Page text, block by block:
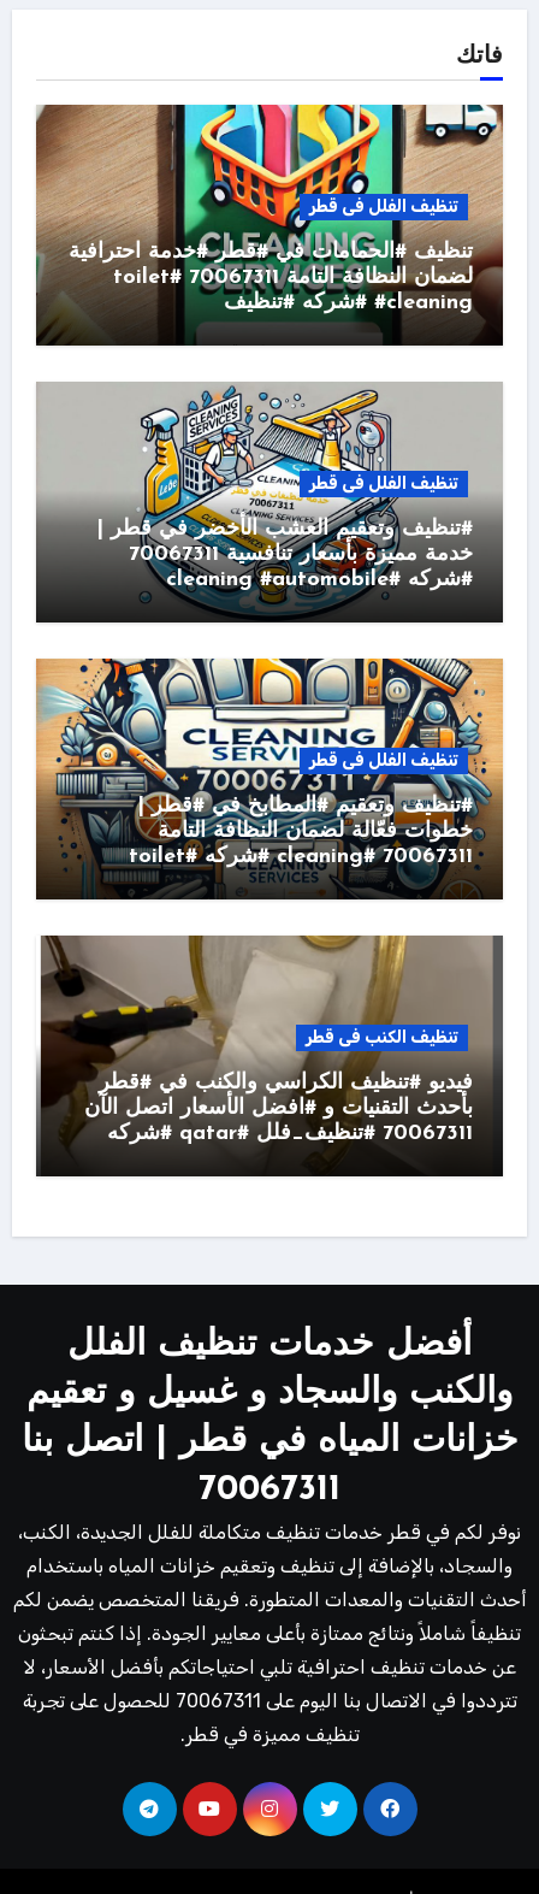
فاتك
تنظيف الفلل فى قطر
تنظيف #الحمامات في #قطر #خدمة احترافية
لضمان النظافة التامة 70067311 #toilet
#cleaning #شركه #تنظيف
تنظيف الفلل فى قطر
#تنظيف وتعقيم العشب الأخضر في قطر |
خدمة مميزة بأسعار تنافسية 70067311
#شركه #cleaning #automobile
تنظيف الفلل فى قطر
#تنظيف وتعقيم #المطابخ في #قطر |
خطوات فعّالة لضمان النظافة التامة
70067311 #cleaning #شركه #toilet
تنظيف الكنب فى قطر
فيديو #تنظيف الكراسي والكنب في #قطر
بأحدث التقنيات و #افضل الأسعار اتصل الآن
70067311 #تنظيف_فلل #qatar #شركه
أفضل خدمات تنظيف الفلل
والكنب والسجاد و غسيل و تعقيم
خزانات المياه في قطر | اتصل بنا
70067311
نوفر لكم في قطر خدمات تنظيف متكاملة للفلل الجديدة، الكنب،
والسجاد، بالإضافة إلى تنظيف وتعقيم خزانات المياه باستخدام
أحدث التقنيات والمعدات المتطورة. فريقنا المتخصص يضمن لكم
تنظيفاً شاملاً ونتائج ممتازة بأعلى معايير الجودة. إذا كنتم تبحثون
عن خدمات تنظيف احترافية تلبي احتياجاتكم بأفضل الأسعار، لا
تترددوا في الاتصال بنا اليوم على 70067311 للحصول على تجربة
تنظيف مميزة في قطر.